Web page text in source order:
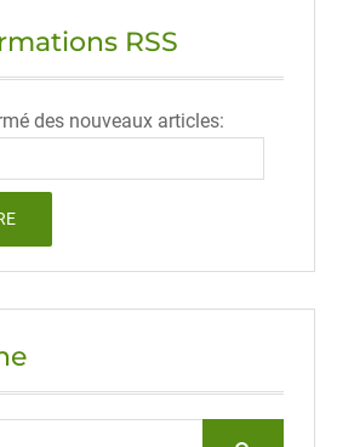
RSS
des nouveaux articles: